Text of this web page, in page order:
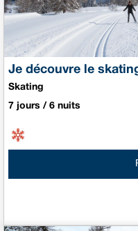
Je découvre le
Skating
7 jours / 6 nuits